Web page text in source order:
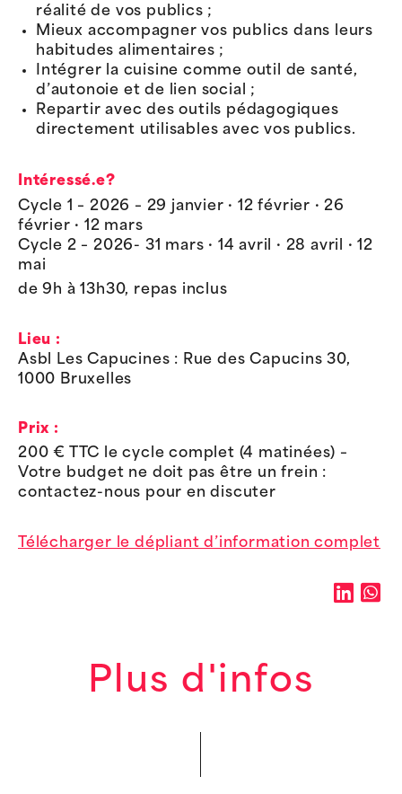
réalité de vos publics ;
Mieux accompagner vos publics dans leurs
habitudes alimentaires ;
Intégrer la cuisine comme outil de santé,
d’autonoie et de lien social ;
Repartir avec des outils pédagogiques
directement utilisables avec vos publics.
Intéressé.e?
Cycle 1 – 2026 – 29 janvier · 12 février · 26
février · 12 mars
Cycle 2 – 2026- 31 mars · 14 avril · 28 avril · 12
mai
de 9h à 13h30, repas inclus
Lieu :
Asbl Les Capucines : Rue des Capucins 30,
1000 Bruxelles
Prix :
200 € TTC le cycle complet (4 matinées) –
Votre budget ne doit pas être un frein :
contactez-nous pour en discuter
Télécharger le dépliant d’information complet
Plus d'infos